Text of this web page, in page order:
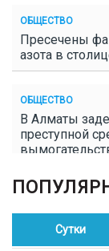
ОБЩЕСТВО
Пресечены
азота в
ОБЩЕСТВО
В Алматы
преступной
ОБЩЕСТВО
Полицейские
конопли в
Сутки